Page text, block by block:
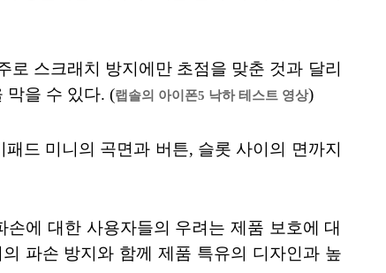
로 스크래치 방지에만 초점을 맞춘 것과 달리
막을 수 있다. (랩솔의 아이폰5 낙하 테스트 영상)
드 미니의 곡면과 버튼, 슬롯 사이의 면까지
에 대한 사용자들의 우려는 제품 보호에 대
파손 방지와 함께 제품 특유의 디자인과 높